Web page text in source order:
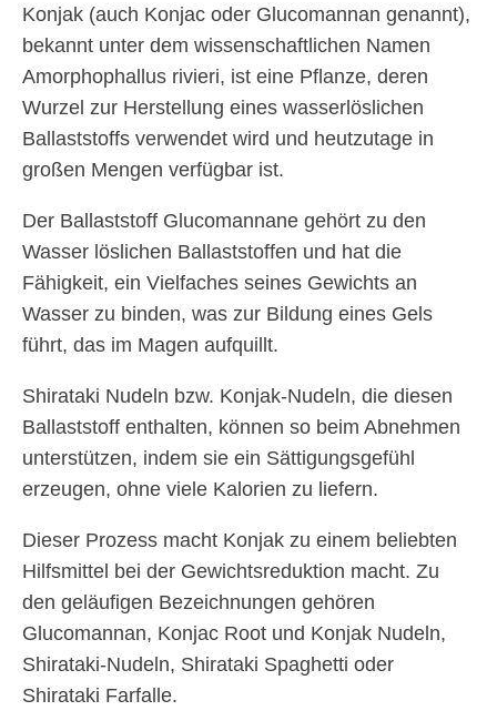
Konjak (auch Konjac oder Glucomannan genannt),
bekannt unter dem wissenschaftlichen Namen
Amorphophallus rivieri, ist eine Pflanze, deren
Wurzel zur Herstellung eines wasserlöslichen
Ballaststoffs verwendet wird und heutzutage in
großen Mengen verfügbar ist.
Der Ballaststoff Glucomannane gehört zu den
Wasser löslichen Ballaststoffen und hat die
Fähigkeit, ein Vielfaches seines Gewichts an
Wasser zu binden, was zur Bildung eines Gels
führt, das im Magen aufquillt.
Shirataki Nudeln bzw. Konjak-Nudeln, die diesen
Ballaststoff enthalten, können so beim Abnehmen
unterstützen, indem sie ein Sättigungsgefühl
erzeugen, ohne viele Kalorien zu liefern.
Dieser Prozess macht Konjak zu einem beliebten
Hilfsmittel bei der Gewichtsreduktion macht. Zu
den geläufigen Bezeichnungen gehören
Glucomannan, Konjac Root und Konjak Nudeln,
Shirataki-Nudeln, Shirataki Spaghetti oder
Shirataki Farfalle.